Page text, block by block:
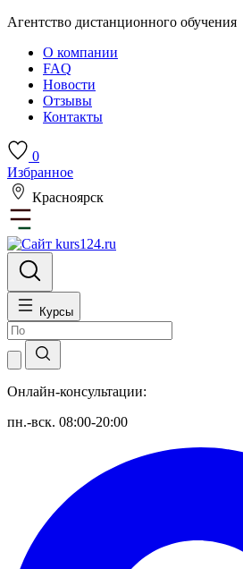
Агентство дистанционного обучения
О компании
FAQ
Новости
Отзывы
Контакты
0
Избранное
Красноярск
Курсы
Онлайн-консультации:
пн.-вск. 08:00-20:00